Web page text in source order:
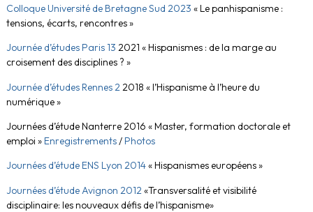
Colloque Université de Bretagne Sud 2023 « Le panhispanisme :
tensions, écarts, rencontres»
Journée d’études Paris 13 2021 «Hispanismes : de la marge au
croisement des disciplines ? »
Journée d’études Rennes 22018 «l’Hispanisme à l’heure du
numérique »
Journées d’étude Nanterre 2016 «Master, formation doctorale et
emploi » Enregistrements/ Photos
Journées d’étude ENS Lyon 2014« Hispanismes européens »
Journées d’étudeAvignon 2012«Transversalité et visibilité
disciplinaire: les nouveaux défis de l’hispanisme»